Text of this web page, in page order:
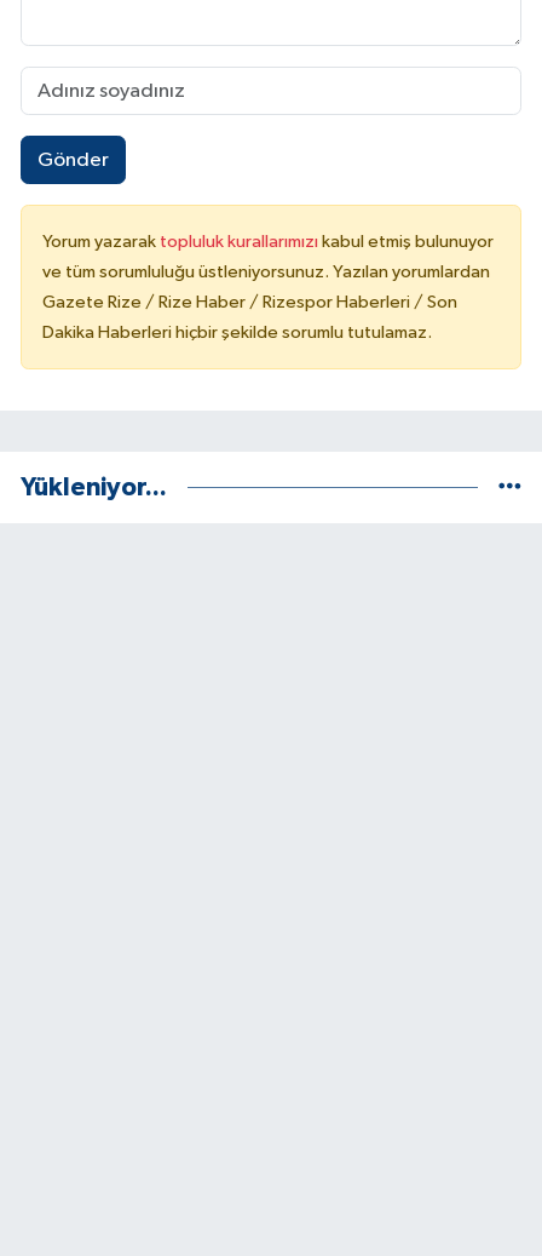
Gönder
Yorum yazarak topluluk kurallarımızı kabul etmiş bulunuyor
ve tüm sorumluluğu üstleniyorsunuz. Yazılan yorumlardan
Gazete Rize / Rize Haber / Rizespor Haberleri / Son
Dakika Haberleri hiçbir şekilde sorumlu tutulamaz.
Yükleniyor...